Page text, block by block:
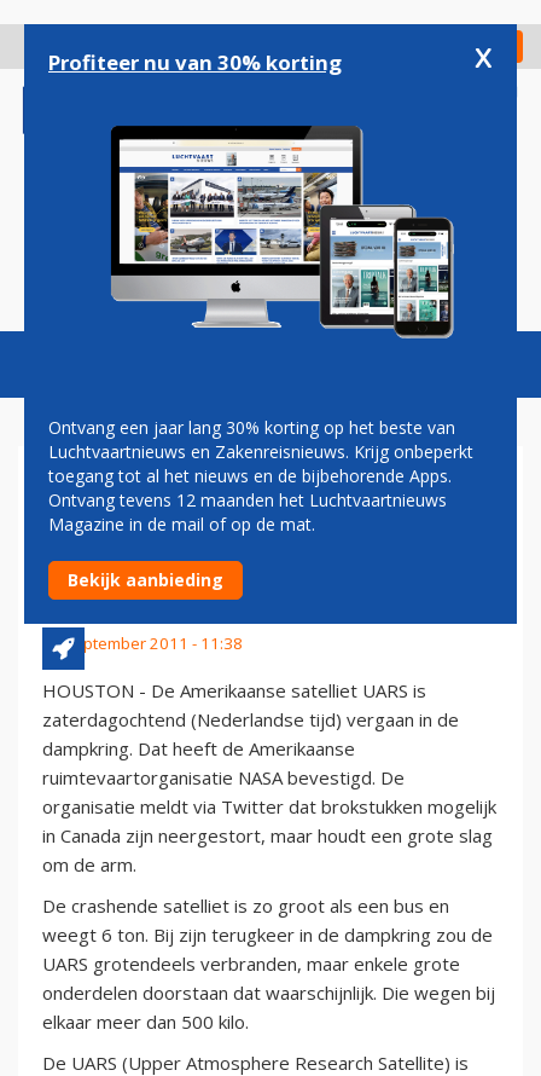
gaan
Check in
Magazine Podcasts Vacatures
NASA: BROKSTUKKEN
SATELLIET MOGELIJK IN
CANADA
24 september 2011 - 11:38
HOUSTON - De Amerikaanse satelliet UARS is
zaterdagochtend (Nederlandse tijd) vergaan in de
dampkring. Dat heeft de Amerikaanse
ruimtevaartorganisatie NASA bevestigd. De
organisatie meldt via Twitter dat brokstukken mogelijk
in Canada zijn neergestort, maar houdt een grote slag
om de arm.
De crashende satelliet is zo groot als een bus en
weegt 6 ton. Bij zijn terugkeer in de dampkring zou de
UARS grotendeels verbranden, maar enkele grote
onderdelen doorstaan dat waarschijnlijk. Die wegen bij
elkaar meer dan 500 kilo.
De UARS (Upper Atmosphere Research Satellite) is
Profiteer nu van 30% korting x
Ontvang een jaar lang 30% korting op het beste van
Luchtvaartnieuws en Zakenreisnieuws. Krijg onbeperkt
toegang tot al het nieuws en de bijbehorende Apps.
Ontvang tevens 12 maanden het Luchtvaartnieuws
Magazine in de mail of op de mat.
Bekijk aanbieding